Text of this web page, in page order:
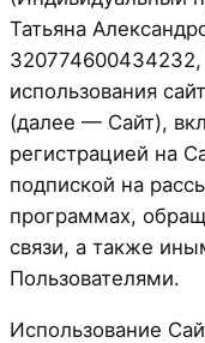
Татьяна
использования
(далее — Сайт),
регистрацией на
подпиской на
программах,
связи, а также
Пользователями.
Использование